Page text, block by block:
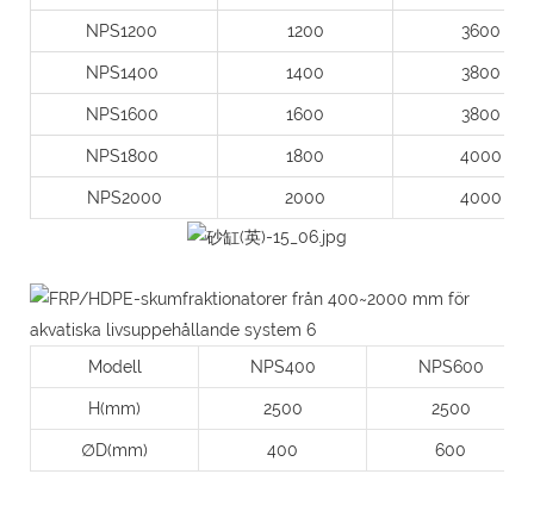
NPS1200 1200 3600
NPS1400 1400 3800
NPS1600 1600 3800
NPS1800 1800 4000
NPS2000 2000 4000
Modell NPS400 NPS600
H(mm) 2500 2500
∅D(mm) 400 600